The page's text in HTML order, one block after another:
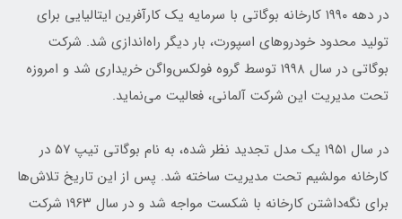
در دهه ۱۹۹۰ کارخانه بوگاتی با سرمایه یک کارآفرین ایتالیایی برای
تولید محدود خودروهای اسپورت، بار دیگر راه‌اندازی شد. شرکت
بوگاتی در سال ۱۹۹۸ توسط گروه فولکس‌واگن خریداری شد و امروزه
تحت مدیریت این شرکت آلمانی، فعالیت می‌نماید.
در سال ۱۹۵۱ یک مدل تجدید نظر شده، به نام بوگاتی تیپ ۵۷ در
کارخانه مولشیم تحت مدیریت ساخته شد. پس از این تاریخ تلاش‌ها
برای نگه‌داشتن کارخانه با شکست مواجه شد و در سال ۱۹۶۳ شرکت